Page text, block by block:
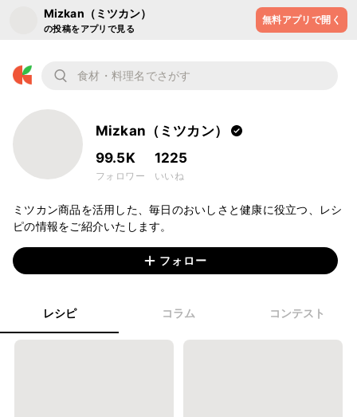
Mizkan（ミツカン）
の投稿をアプリで見る
無料アプリで開く
Mizkan（ミツカン）
99.5K
フォロワー
1225
いいね
ミツカン商品を活用した、毎日のおいしさと健康に役立つ、レシ
ピの情報をご紹介いたします。
フォロー
レシピ コラム コンテスト